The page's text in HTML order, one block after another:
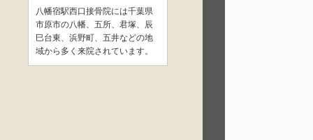
八幡宿駅西口接骨院には千葉県
市原市の八幡、五所、君塚、辰
巳台東、浜野町、五井などの地
域から多く来院されています。